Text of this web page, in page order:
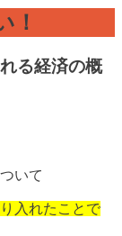
！
る経済の概
いて
入れたことで